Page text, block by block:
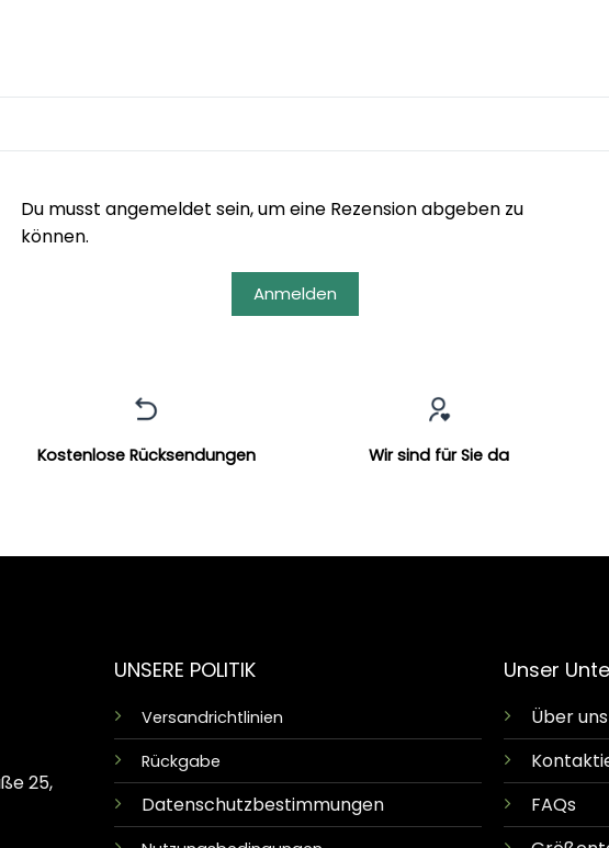
Du musst angemeldet sein, um eine Rezension abgeben zu
können.
Anmelden
Kostenlose Rücksendungen Wir sind für Sie da
25,
UNSERE POLITIK
Versandrichtlinien
Rückgabe
Datenschutzbestimmungen
Unser
Über uns
FAQs